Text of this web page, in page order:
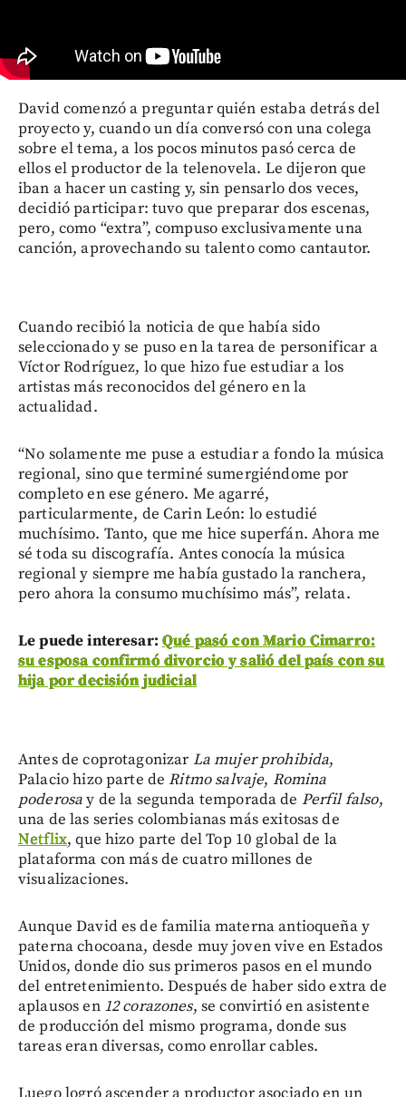
David comenzó a preguntar quién estaba detrás del
proyecto y, cuando un día conversó con una colega
sobre el tema, a los pocos minutos pasó cerca de
ellos el productor de la telenovela. Le dijeron que
iban a hacer un casting y, sin pensarlo dos veces,
decidió participar: tuvo que preparar dos escenas,
pero, como “extra”, compuso exclusivamente una
canción, aprovechando su talento como cantautor.
Cuando recibió la noticia de que había sido
seleccionado y se puso en la tarea de personificar a
Víctor Rodríguez, lo que hizo fue estudiar a los
artistas más reconocidos del género en la
actualidad.
“No solamente me puse a estudiar a fondo la música
regional, sino que terminé sumergiéndome por
completo en ese género. Me agarré,
particularmente, de Carin León: lo estudié
muchísimo. Tanto, que me hice superfán. Ahora me
sé toda su discografía. Antes conocía la música
regional y siempre me había gustado la ranchera,
pero ahora la consumo muchísimo más”, relata.
Le puede interesar: Qué pasó con Mario Cimarro:
su esposa confirmó divorcio y salió del país con su
hija por decisión judicial
Antes de coprotagonizar La mujer prohibida,
Palacio hizo parte deRitmo salvaje, Romina
poderosay de la segunda temporada de Perfil falso,
una de las series colombianas más exitosas de
Netflix, que hizo parte del Top 10 global de la
plataforma con más de cuatro millones de
visualizaciones.
Aunque David es de familia materna antioqueña y
paterna chocoana, desde muy joven vive en Estados
Unidos, donde dio sus primeros pasos en el mundo
del entretenimiento. Después de haber sido extra de
aplausos en 12 corazones, se convirtió en asistente
de producción del mismo programa, donde sus
tareas eran diversas, como enrollar cables.